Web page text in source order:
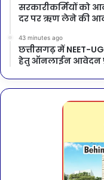
सरकारीकर्मियों को
दर पर ऋण लेने की
43 minutes ago
छत्तीसगढ़ में NEET-
हेतु ऑनलाईन आवेदन